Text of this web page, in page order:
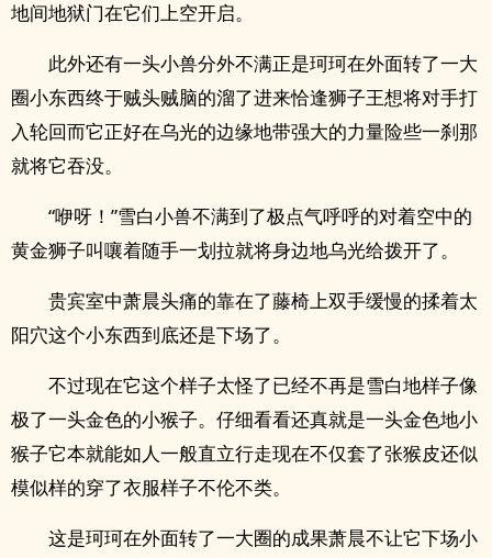
地间地狱门在它们上空开启。
此外还有一头小兽分外不满正是珂珂在外面转了一大
圈小东西终于贼头贼脑的溜了进来恰逢狮子王想将对手打
入轮回而它正好在乌光的边缘地带强大的力量险些一刹那
就将它吞没。
“咿呀！”雪白小兽不满到了极点气呼呼的对着空中的
黄金狮子叫嚷着随手一划拉就将身边地乌光给拨开了。
贵宾室中萧晨头痛的靠在了藤椅上双手缓慢的揉着太
阳穴这个小东西到底还是下场了。
不过现在它这个样子太怪了已经不再是雪白地样子像
极了一头金色的小猴子。仔细看看还真就是一头金色地小
猴子它本就能如人一般直立行走现在不仅套了张猴皮还似
模似样的穿了衣服样子不伦不类。
这是珂珂在外面转了一大圈的成果萧晨不让它下场小